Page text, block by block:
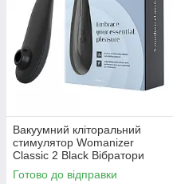
Вакуумний кліторальний
стимулятор Womanizer
Classic 2 Black Вібратори
мастурбатори секс-шоп
Готово до відправки